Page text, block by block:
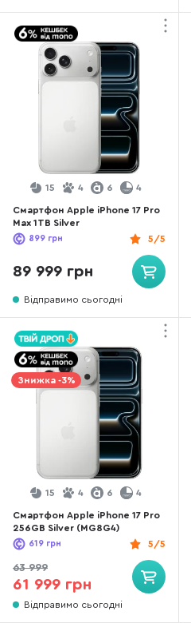
15 4 6 4
Смартфон Apple iPhone 17 Pro
Max 1TB Silver
5/5
899 грн
89 999 грн
Відправимо сьогодні
Знижка -3%
15 4 6 4
Смартфон Apple iPhone 17 Pro
256GB Silver (MG8G4)
5/5
619 грн
63 999
61 999 грн
Відправимо сьогодні